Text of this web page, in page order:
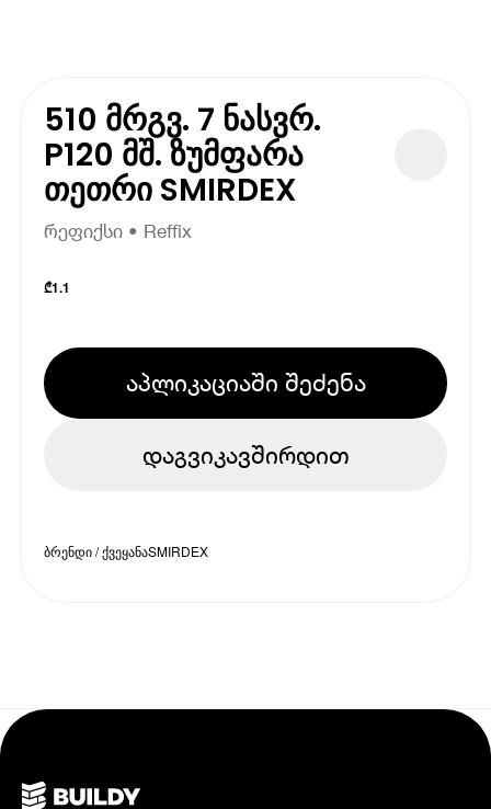
510 მრგვ. 7 ნასვრ.
P120 მშ. ზუმფარა
თეთრი SMIRDEX
რეფიქსი • Reffix
₾1.1
აპლიკაციაში შეძენა
დაგვიკავშირდით
ბრენდი / ქვეყანაSMIRDEX